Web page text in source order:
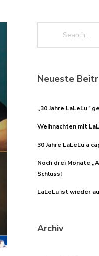
Neueste
„30 Jahre LaLeLu“
Weihnachten mit
30 Jahre LaLeLu a
Noch drei Monate
Schluss!
LaLeLu ist wieder
Archiv